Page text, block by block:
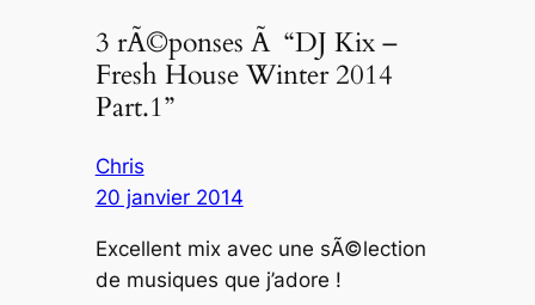
3 rÃ©ponses Ã “DJ Kix –
Fresh House Winter 2014
Part.1”
Chris
20 janvier 2014
Excellent mix avec une sÃ©lection
de musiques que j’adore !